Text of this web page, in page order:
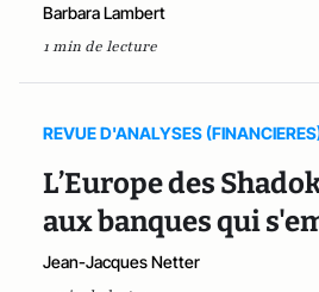
Barbara Lambert
1 min de lecture
REVUE D'ANALYSES
L’Europe des
aux banques qui
Jean-Jacques Netter